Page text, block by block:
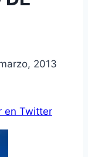
2013
en Twitter